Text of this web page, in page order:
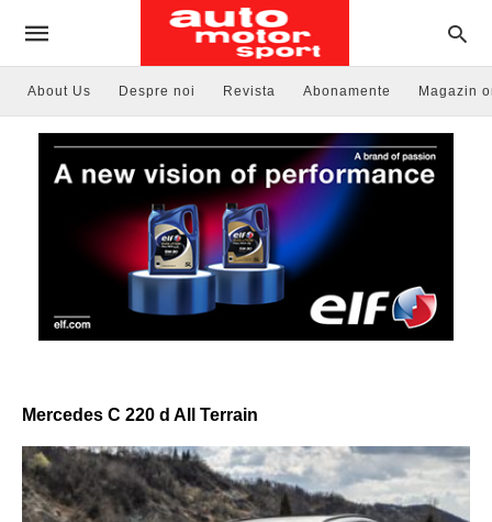
About Us Despre noi Revista Abonamente Magazin
Mercedes C 220 d All Terrain